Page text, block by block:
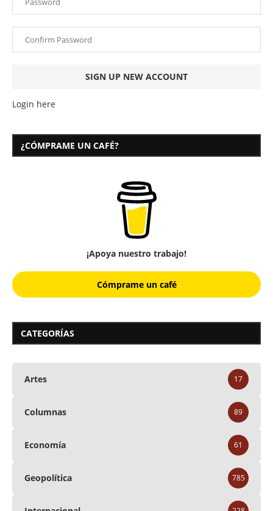
Login here
¿CÓMPRAME UN CAFÉ?
¡Apoya nuestro trabajo!
Cómprame un café
CATEGORÍAS
Artes 17
Columnas 89
Economía 61
Geopolítica 785